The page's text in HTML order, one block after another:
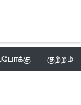
குற்றம்